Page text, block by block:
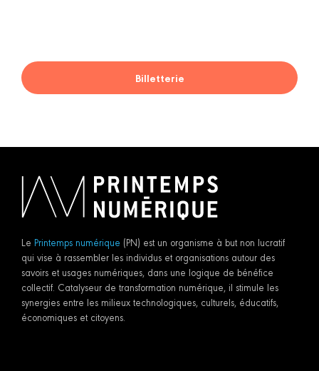
Billetterie
Le Printemps numérique (PN) est un organisme à but non lucratif
qui vise à rassembler les individus et organisations autour des
savoirs et usages numériques, dans une logique de bénéfice
collectif. Catalyseur de transformation numérique, il stimule les
synergies entre les milieux technologiques, culturels, éducatifs,
économiques et citoyens.